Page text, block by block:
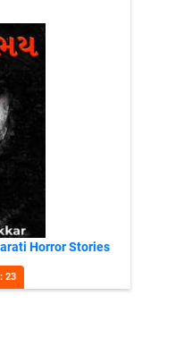
Horror Stories
23